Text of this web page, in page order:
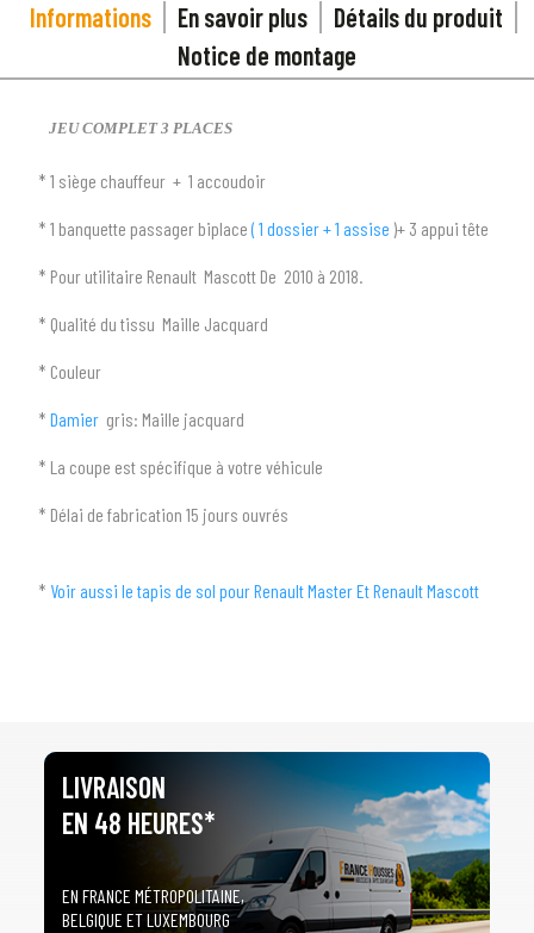
SÉLECTIONNEZ LE TYPE DE VOTRE VÉHICULE
Tous les types
2SÉLECTIONNEZ LA MARQUE DE VOTRE VÉHICULE
Toutes les marques
PRÉCISEZ LE MODÈLE
Tous les modèles
Informations En savoir plus
Détails du produit
Notice de montage
JEU COMPLET 3 PLACES
* 1 siège chauffeur + 1 accoudoir
* 1 banquette passager biplace( 1 dossier + 1 assise )+ 3 appui tête
* Pour utilitaire Renault Mascott De 2010 à 2018.
* Qualité du tissu Maille Jacquard
* Couleur
* Damier gris: Maille jacquard
* La coupe est spécifique à votre véhicule
* Délai de fabrication 15 jours ouvrés
* Voir aussi le tapis de sol pour Renault Master Et Renault Mascott
LIVRAISON
EN 48 HEURES*
EN FRANCE MÉTROPOLITAINE,
BELGIQUE ET LUXEMBOURG